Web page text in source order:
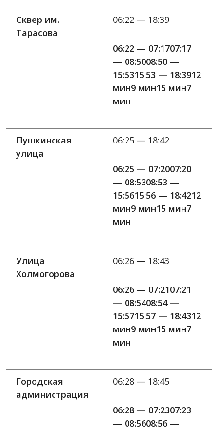
Сквер им.
Тарасова
06:22 — 18:39
06:22 — 07:1707:17
— 08:5008:50 —
15:5315:53 — 18:3912
мин9 мин15 мин7
мин
Пушкинская
улица
06:25 — 18:42
06:25 — 07:2007:20
— 08:5308:53 —
15:5615:56 — 18:4212
мин9 мин15 мин7
мин
Улица
Холмогорова
06:26 — 18:43
06:26 — 07:2107:21
— 08:5408:54 —
15:5715:57 — 18:4312
мин9 мин15 мин7
мин
Городская
администрация
06:28 — 18:45
06:28 — 07:2307:23
— 08:5608:56 —